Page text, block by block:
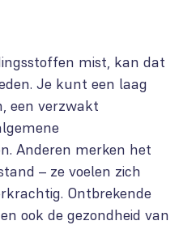
mist, kan dat
Je kunt een laag
een verzwakt
Anderen merken het
– ze voelen zich
Ontbrekende
ook de gezondheid van